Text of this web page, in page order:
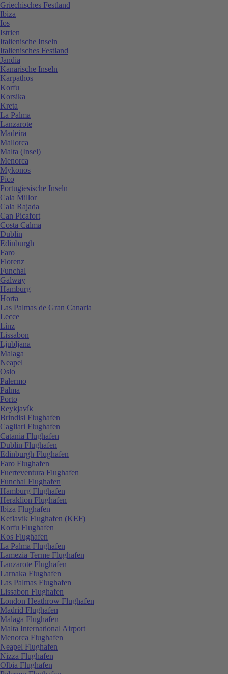
Griechisches Festland
Ibiza
Ios
Istrien
Italienische Inseln
Italienisches Festland
Jandia
Kanarische Inseln
Karpathos
Korfu
Korsika
Kreta
La Palma
Lanzarote
Madeira
Mallorca
Malta (Insel)
Menorca
Mykonos
Pico
Portugiesische Inseln
Cala Millor
Cala Rajada
Can Picafort
Costa Calma
Dublin
Edinburgh
Faro
Florenz
Funchal
Galway
Hamburg
Horta
Las Palmas de Gran Canaria
Lecce
Linz
Lissabon
Ljubljana
Malaga
Neapel
Oslo
Palermo
Palma
Porto
Reykjavík
Brindisi Flughafen
Cagliari Flughafen
Catania Flughafen
Dublin Flughafen
Edinburgh Flughafen
Faro Flughafen
Fuerteventura Flughafen
Funchal Flughafen
Hamburg Flughafen
Heraklion Flughafen
Ibiza Flughafen
Keflavik Flughafen (KEF)
Korfu Flughafen
Kos Flughafen
La Palma Flughafen
Lamezia Terme Flughafen
Lanzarote Flughafen
Larnaka Flughafen
Las Palmas Flughafen
Lissabon Flughafen
London Heathrow Flughafen
Madrid Flughafen
Malaga Flughafen
Malta International Airport
Menorca Flughafen
Neapel Flughafen
Nizza Flughafen
Olbia Flughafen